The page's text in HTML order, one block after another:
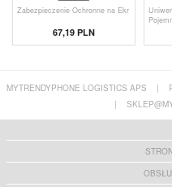
Zabezpieczenie Ochronne na Ekr
67,19 PLN
MYTRENDYPHONE LOGISTICS APS |
|